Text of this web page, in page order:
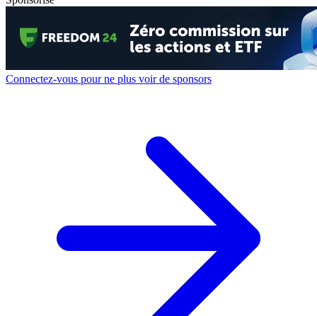
Connectez-vous pour ne plus voir de sponsors